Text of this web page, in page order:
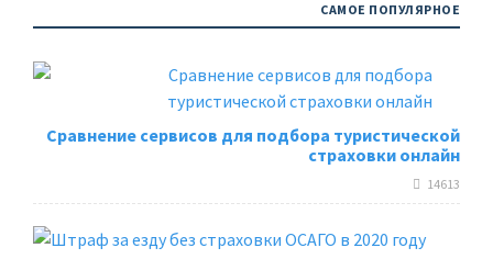
САМОЕ ПОПУЛЯРНОЕ
Сравнение сервисов для подбора туристической
страховки онлайн
14613